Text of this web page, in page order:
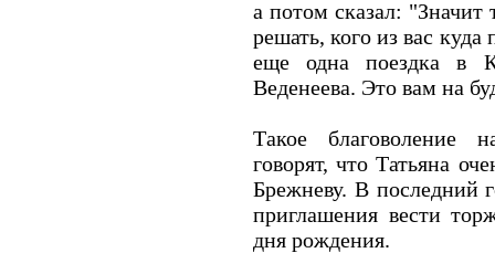
а потом сказал:
решать, кого из вас куда
еще одна поездка в
Веденеева. Это вам на
Такое благоволение
говорят, что Татьяна
Брежневу. В последний
приглашения вести
дня рождения.